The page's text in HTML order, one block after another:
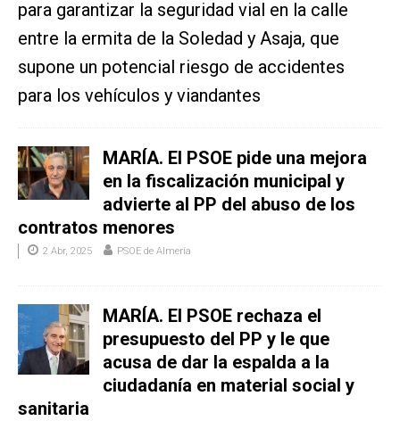
para garantizar la seguridad vial en la calle
entre la ermita de la Soledad y Asaja, que
supone un potencial riesgo de accidentes
para los vehículos y viandantes
MARÍA. El PSOE pide una mejora
en la fiscalización municipal y
advierte al PP del abuso de los
contratos menores
2 Abr, 2025 PSOE de Almería
MARÍA. El PSOE rechaza el
presupuesto del PP y le que
acusa de dar la espalda a la
ciudadanía en material social y
sanitaria